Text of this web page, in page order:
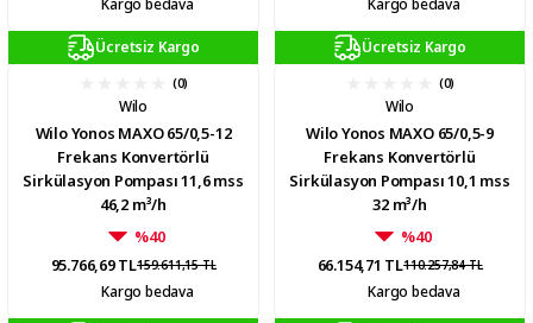
Kargo bedava Kargo bedava
Ücretsiz Kargo
(0)
Wilo
Wilo Yonos MAXO 65/0,5-12
Frekans Konvertörlü
Sirkülasyon Pompası 11,6 mss
46,2 m³/h
%40
95.766,69 TL159.611,15 TL
Kargo bedava
Ücretsiz Kargo
(0)
Wilo
Wilo Yonos MAXO 65/0,5-9
Frekans Konvertörlü
Sirkülasyon Pompası 10,1 mss
32 m³/h
%40
66.154,71 TL110.257,84 TL
Kargo bedava